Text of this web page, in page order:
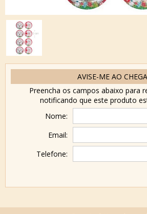
AVISE-ME AO
Preencha os campos abaixo para
notificando que este produto
Nome:
Email:
Telefone: